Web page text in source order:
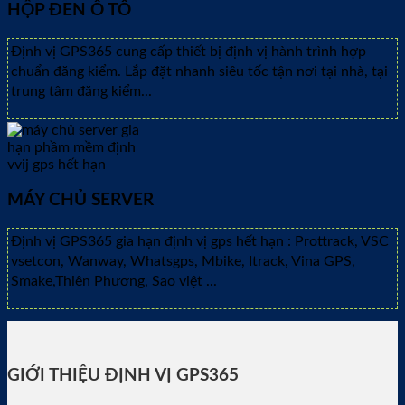
HỘP ĐEN Ô TÔ
Định vị GPS365 cung cấp thiết bị định vị hành trình hợp
chuẩn đăng kiểm. Lắp đặt nhanh siêu tốc tận nơi tại nhà, tại
trung tâm đăng kiểm...
MÁY CHỦ SERVER
Định vị GPS365 gia hạn định vị gps hết hạn : Prottrack, VSC
vsetcon, Wanway, Whatsgps, Mbike, Itrack, Vina GPS,
Smake,Thiên Phương, Sao việt ...
GIỚI THIỆU ĐỊNH VỊ GPS365